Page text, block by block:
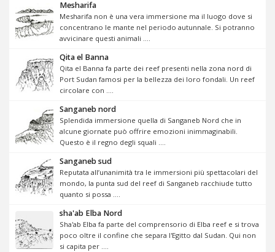
Mesharifa
Mesharifa non è una vera immersione ma il luogo dove si
concentrano le mante nel periodo autunnale. Si potranno
avvicinare questi animali ....
Qita el Banna
Qita el Banna fa parte dei reef presenti nella zona nord di
Port Sudan famosi per la bellezza dei loro fondali. Un reef
circolare con ....
Sanganeb nord
Splendida immersione quella di Sanganeb Nord che in
alcune giornate può offrire emozioni inimmaginabili.
Questo è il regno degli squali ....
Sanganeb sud
Reputata all’unanimità tra le immersioni più spettacolari del
mondo, la punta sud del reef di Sanganeb racchiude tutto
quanto si possa ....
sha'ab Elba Nord
Sha'ab Elba fa parte del comprensorio di Elba reef e si trova
poco oltre il confine che separa l'Egitto dal Sudan. Qui non
si capita per ....